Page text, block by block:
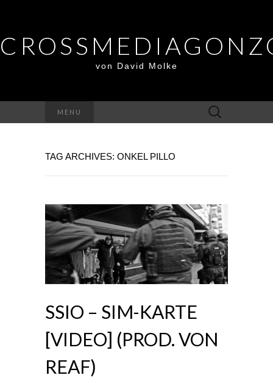
von David Molke
MENU
Suche
nach:
TAG ARCHIVES: ONKEL PILLO
SSIO – SIM-KARTE
[VIDEO] (PROD. VON
REAF)